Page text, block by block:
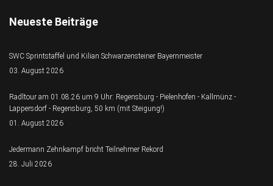
Neueste Beiträge
SWC Sprintstaffel und Kilian Schwarzensteiner Bayernmeister
03. August 2026
Radltour am 01.08.26 um 9 Uhr: Regensburg - Pielenhofen - Kallmünz -
Lappersdorf - Regensburg, 50 km (mit Steigung!)
01. August 2026
Jedermann Zehnkampf bricht Teilnehmer Rekord
28. Juli 2026